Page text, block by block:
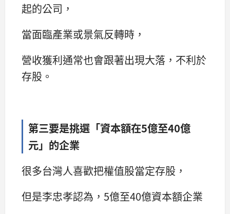
起的公司，
當面臨產業或景氣反轉時，
營收獲利通常也會跟著出現大落，不利於
存股。
第三要是挑選「資本額在5億至40億
元」的企業
很多台灣人喜歡把權值股當定存股，
但是李忠孝認為，5億至40億資本額企業